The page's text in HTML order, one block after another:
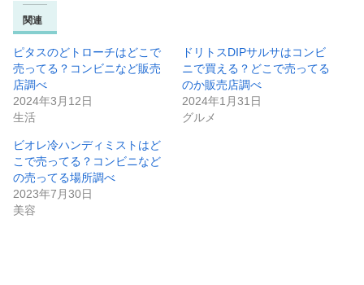
関連
ピタスのどトローチはどこで
売ってる？コンビニなど販売
店調べ
2024年3月12日
生活
ドリトスDIPサルサはコンビ
ニで買える？どこで売ってる
のか販売店調べ
2024年1月31日
グルメ
ビオレ冷ハンディミストはど
こで売ってる？コンビニなど
の売ってる場所調べ
2023年7月30日
美容